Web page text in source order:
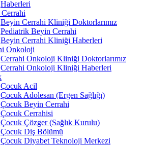
Haberleri
Beyin Cerrahi Kliniği Doktorlarımız
Pediatrik Beyin Cerrahi
Beyin Cerrahi Kliniği Haberleri
Onkoloji
Cerrahi Onkoloji Kliniği Doktorlarımız
Cerrahi Onkoloji Kliniği Haberleri
Çocuk Acil
Çocuk Adolesan (Ergen Sağlığı)
Çocuk Beyin Cerrahi
Çocuk Cerrahisi
Çocuk Çözger (Sağlık Kurulu)
Çocuk Diş Bölümü
Çocuk Diyabet Teknoloji Merkezi